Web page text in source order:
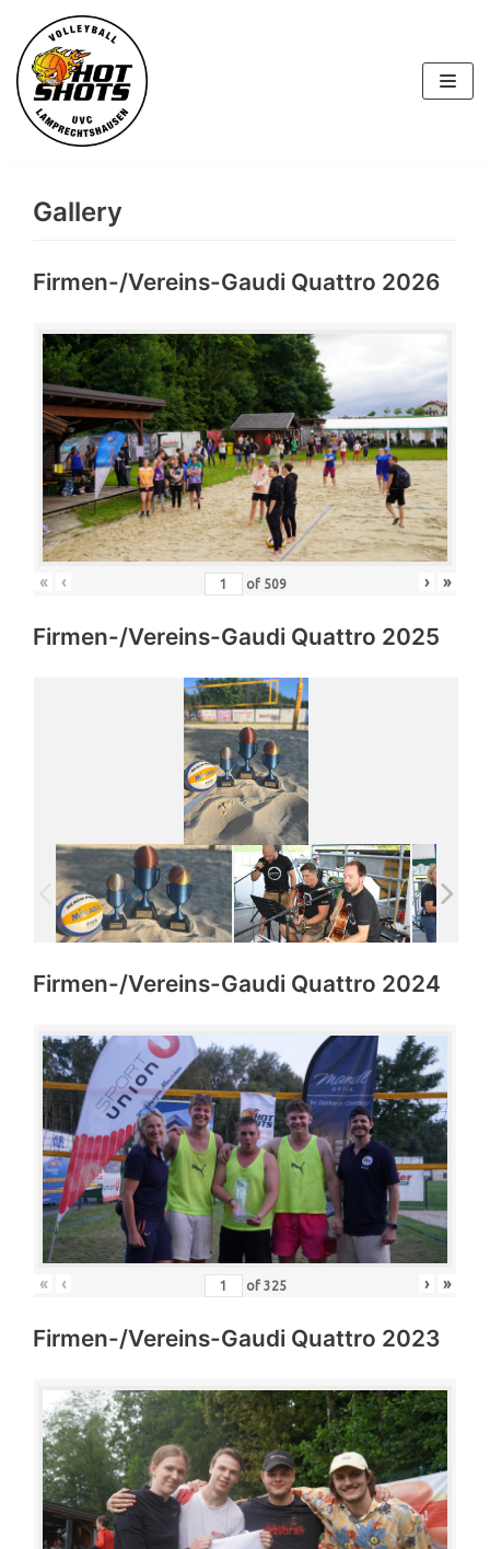
Skip
to
content
Gallery
Firmen-/Vereins-Gaudi Quattro 2026
« ‹ of 509 › »
Firmen-/Vereins-Gaudi Quattro 2025
Firmen-/Vereins-Gaudi Quattro 2024
« ‹ of 325 › »
Firmen-/Vereins-Gaudi Quattro 2023